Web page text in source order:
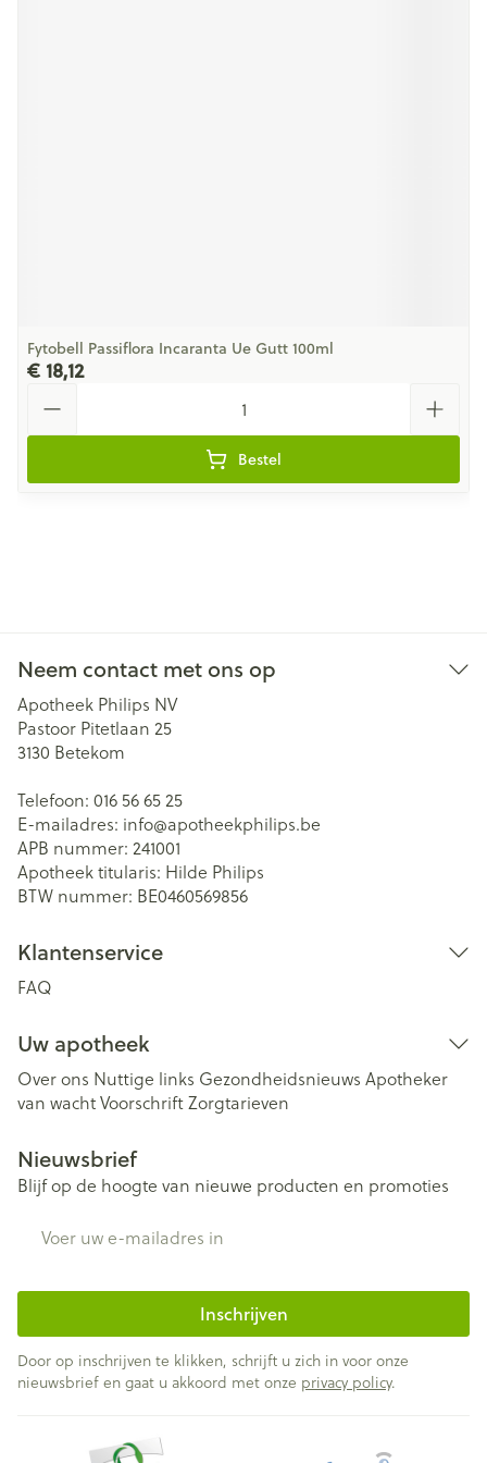
Fytobell Passiflora Incaranta Ue Gutt 100ml
€ 18,12
Bestel
Neem contact met ons op
Apotheek Philips NV
Pastoor Pitetlaan 25
3130 Betekom
Telefoon: 016 56 65 25
E-mailadres: info@apotheekphilips.be
APB nummer: 241001
Apotheek titularis: Hilde Philips
BTW nummer: BE0460569856
Klantenservice
FAQ
Uw apotheek
Over ons Nuttige links Gezondheidsnieuws Apotheker
van wachtVoorschriftZorgtarieven
Nieuwsbrief
Blijf op de hoogte van nieuwe producten en promoties
Inschrijven
Door op inschrijven te klikken, schrijft u zich in voor onze
nieuwsbrief en gaat u akkoord met onze privacy policy.